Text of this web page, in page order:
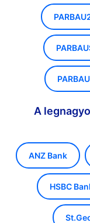
A
ANZ Bank
HSBC